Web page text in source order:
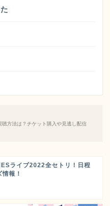
方法は？チケット購入や見逃し配信
ライブ2022全セトリ！日程
報！